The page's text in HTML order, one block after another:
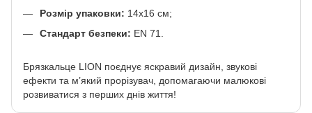
Розмір упаковки: 14х16 см;
Стандарт безпеки: EN 71.
Брязкальце LION поєднує яскравий дизайн, звукові
ефекти та м’який прорізувач, допомагаючи малюкові
розвиватися з перших днів життя!